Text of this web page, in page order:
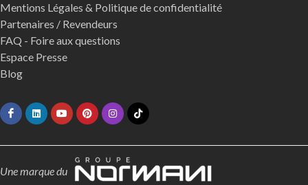
Mentions Légales & Politique de confidentialité
Partenaires / Revendeurs
FAQ - Foire aux questions
Espace Presse
Blog
Une marque du